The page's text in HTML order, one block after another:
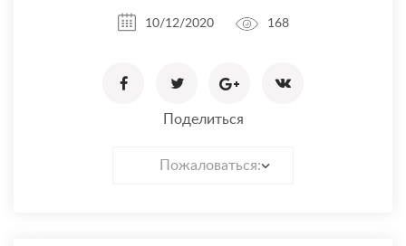
10/12/2020 168
Поделиться
Пожаловаться: